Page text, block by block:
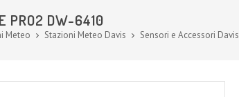
PRO2 DW-6410
Meteo Stazioni Meteo Davis Sensori e Accessori Davis